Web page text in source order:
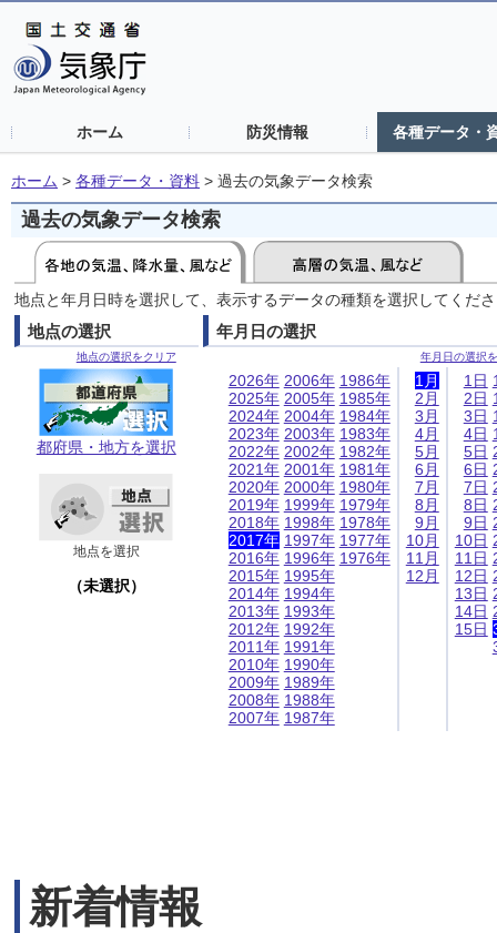
ホーム 防災情報 各種データ・
ホーム > 各種データ・資料 > 過去の気象データ検索
過去の気象データ検索
地点と年月日時を選択して、表示するデータの種類を選択してくだ
地点の選択
地点の選択をクリア
都府県・地方を選択
地点を選択
（未選択）
年月日の選択
年月日の選択
2026年
2025年
2024年
2023年
2022年
2021年
2020年
2019年
2018年
2017年
2016年
2015年
2014年
2013年
2012年
2011年
2010年
2009年
2008年
2007年
2006年
2005年
2004年
2003年
2002年
2001年
2000年
1999年
1998年
1997年
1996年
1995年
1994年
1993年
1992年
1991年
1990年
1989年
1988年
1987年
1986年
1985年
1984年
1983年
1982年
1981年
1980年
1979年
1978年
1977年
1976年
1月
2月
3月
4月
5月
6月
7月
8月
9月
10月
11月
12月
1日
2日
3日
4日
5日
6日
7日
8日
9日
10日
11日
12日
13日
14日
15日
新着情報